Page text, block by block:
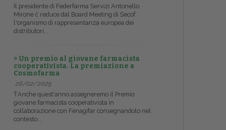
Il presidente di Federfarma Servizi Antonello
Mirone č reduce dal Board Meeting di Secof
l'organismo di rappresentanza europea dei
distributori...
> Un premio al giovane farmacista
cooperativista. La premiazione a
Cosmofarma
26/02/2025
ŤAnche quest'anno assegneremo il Premio
giovane farmacista cooperativista in
collaborazione con Fenagifar consegnandolo nel
contesto...